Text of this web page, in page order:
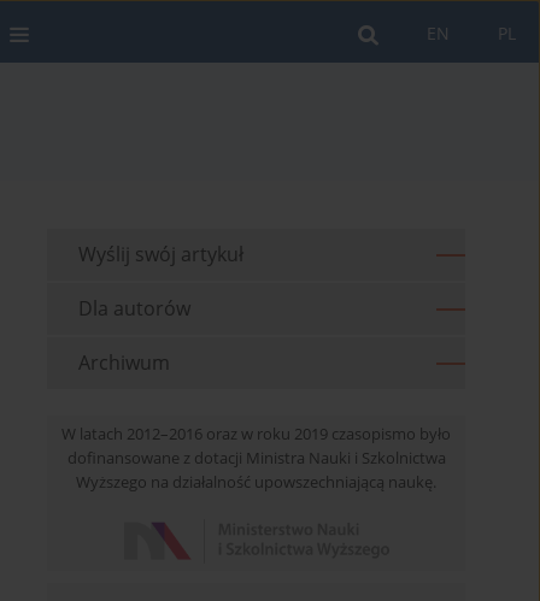
PL
EN
Wyślij swój artykuł
Dla autorów
Archiwum
W latach 2012–2016 oraz w roku 2019 czasopismo było
dofinansowane z dotacji Ministra Nauki i Szkolnictwa
Wyższego na działalność upowszechniającą naukę.